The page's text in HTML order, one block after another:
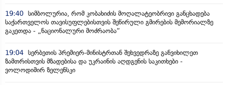
19:40 სიმბოლურია, რომ კობახიძის მოღალატეობრივი განცხადება
საქართველოს თავისუფლებისთვის შეწირული გმირების მემორიალზე
გაკეთდა - „ნაციონალური მოძრაობა“
19:04 სერბეთის პრემიერ-მინისტრთან შეხვედრაზე განვიხილეთ
ზამთრისთვის მზადებისა და უკრაინის აღდგენის საკითხები -
ვოლოდიმირ ზელენსკი